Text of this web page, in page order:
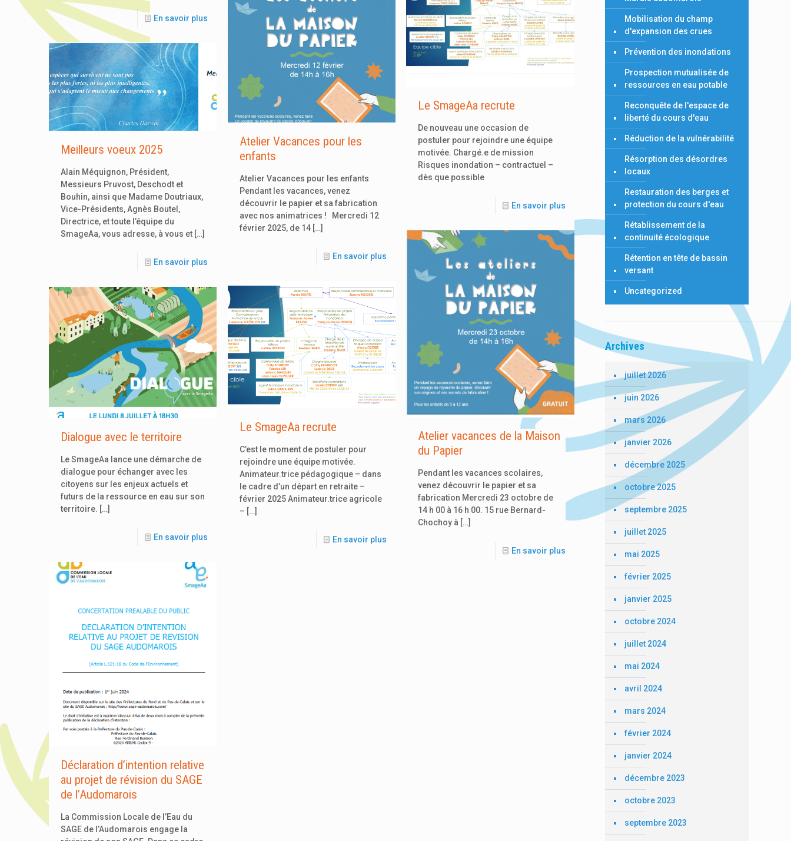
En savoir plus
Le SmageAa recrute
De nouveau une occasion de
postuler pour rejoindre une équipe
motivée. Chargé.e de mission
Risques inondation – contractuel –
dès que possible
En savoir plus
Atelier Vacances pour les
enfants
Atelier Vacances pour les enfants
Pendant les vacances, venez
découvrir le papier et sa fabrication
avec nos animatrices ! Mercredi 12
février 2025, de 14[…]
En savoir plus
Meilleurs voeux 2025
Alain Méquignon, Président,
Messieurs Pruvost, Deschodt et
Bouhin, ainsi que Madame Doutriaux,
Vice-Présidents, Agnès Boutel,
Directrice, et toute l’équipe du
SmageAa, vous adresse, à vous et […]
En savoir plus
Atelier vacances de la Maison
du Papier
Pendant les vacances scolaires,
venez découvrir le papier et sa
fabrication Mercredi 23 octobre de
14 h 00 à 16 h 00. 15 rue Bernard-
Chochoy à […]
En savoir plus
Le SmageAa recrute
C’est le moment de postuler pour
rejoindre une équipe motivée.
Animateur.trice pédagogique – dans
le cadre d’un départ en retraite –
février 2025 Animateur.trice agricole
– […]
En savoir plus
Dialogue avec le territoire
Le SmageAa lance une démarche de
dialogue pour échanger avec les
citoyens sur les enjeux actuels et
futurs de la ressource en eau sur son
territoire. […]
En savoir plus
Déclaration d’intention relative
au projet de révision du SAGE
de l’Audomarois
La Commission Locale de l’Eau du
SAGE de l’Audomarois engage la
Mobilisation du champ
d'expansion des crues
Prévention des inondations
Prospection mutualisée de
ressources en eau potable
Reconquête de l'espace de
liberté du cours d'eau
Réduction de la vulnérabilité
Résorption des désordres
locaux
Restauration des berges et
protection du cours d'eau
Rétablissement de la
continuité écologique
Rétention en tête de bassin
versant
Uncategorized
Archives
juillet 2026
juin 2026
mars 2026
janvier 2026
décembre 2025
octobre 2025
septembre 2025
juillet 2025
mai 2025
février 2025
janvier 2025
octobre 2024
juillet 2024
mai 2024
avril 2024
mars 2024
février 2024
janvier 2024
décembre 2023
octobre 2023
septembre 2023